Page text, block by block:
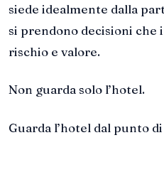
siede idealmente dalla
si prendono decisioni che
rischio e valore.
Non guarda solo l’hotel.
Guarda l’hotel dal punto